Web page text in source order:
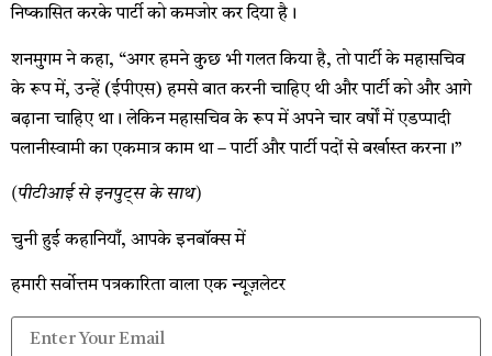
निष्कासित करके पार्टी को कमजोर कर दिया है।
शनमुगम ने कहा, “अगर हमने कुछ भी गलत किया है, तो पार्टी के महासचिव
के रूप में, उन्हें (ईपीएस) हमसे बात करनी चाहिए थी और पार्टी को और आगे
बढ़ाना चाहिए था। लेकिन महासचिव के रूप में अपने चार वर्षों में एडप्पादी
पलानीस्वामी का एकमात्र काम था – पार्टी और पार्टी पदों से बर्खास्त करना।”
(पीटीआई से इनपुट्स के साथ)
चुनी हुई कहानियाँ, आपके इनबॉक्स में
हमारी सर्वोत्तम पत्रकारिता वाला एक न्यूज़लेटर